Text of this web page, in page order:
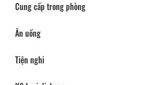
Cung cấp trong phòng
Ăn uống
Tiện nghi